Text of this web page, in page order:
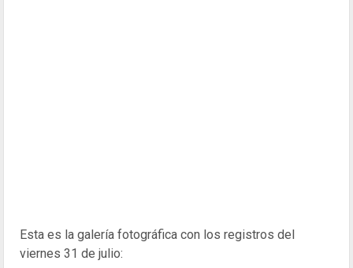
Esta es la galería fotográfica con los registros del
viernes 31 de julio: